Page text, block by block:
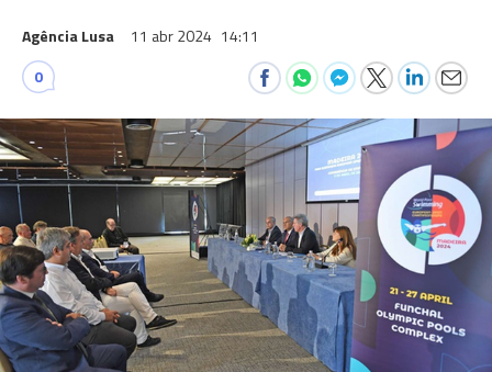
Agência Lusa 11 abr 2024 14:11
0